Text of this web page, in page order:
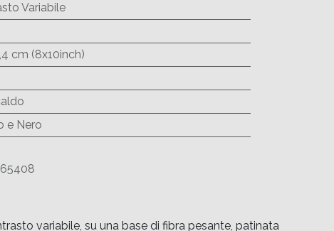
Variabile
cm (8x10inch)
e Nero
variabile, su una base di fibra pesante, patinata